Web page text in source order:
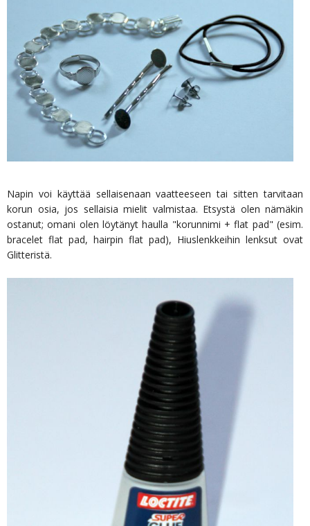
Napin voi käyttää sellaisenaan vaatteeseen tai sitten tarvitaan
korun osia, jos sellaisia mielit valmistaa. Etsystä olen nämäkin
ostanut; omani olen löytänyt haulla "korunnimi + flat pad" (esim.
bracelet flat pad, hairpin flat pad), Hiuslenkkeihin lenksut ovat
Glitteristä.